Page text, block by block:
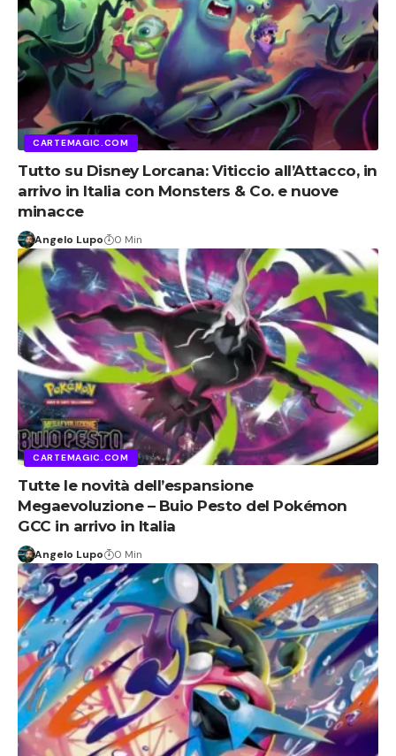
CARTEMAGIC.COM
Tutto su Disney Lorcana: Viticcio all’Attacco, in
arrivo in Italia con Monsters & Co. e nuove
minacce
Angelo Lupo 0 Min
CARTEMAGIC.COM
Tutte le novità dell’espansione
Megaevoluzione – Buio Pesto del Pokémon
GCC in arrivo in Italia
Angelo Lupo 0 Min